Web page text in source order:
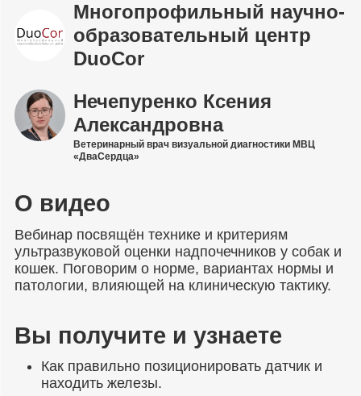
Многопрофильный научно-
образовательный центр
DuoCor
Нечепуренко Ксения
Александровна
Ветеринарный врач визуальной диагностики МВЦ
«ДваСердца»
О видео
Вебинар посвящён технике и критериям
ультразвуковой оценки надпочечников у собак и
кошек. Поговорим о норме, вариантах нормы и
патологии, влияющей на клиническую тактику.
Вы получите и узнаете
Как правильно позиционировать датчик и
находить железы.